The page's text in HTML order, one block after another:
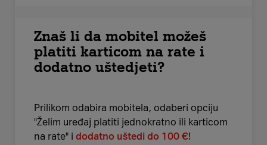
Znaš li da mobitel možeš
platiti karticom na rate i
dodatno uštedjeti?
Prilikom odabira mobitela, odaberi opciju
"Želim uređaj platiti jednokratno ili karticom
na rate" i dodatno uštedi do 100 €!